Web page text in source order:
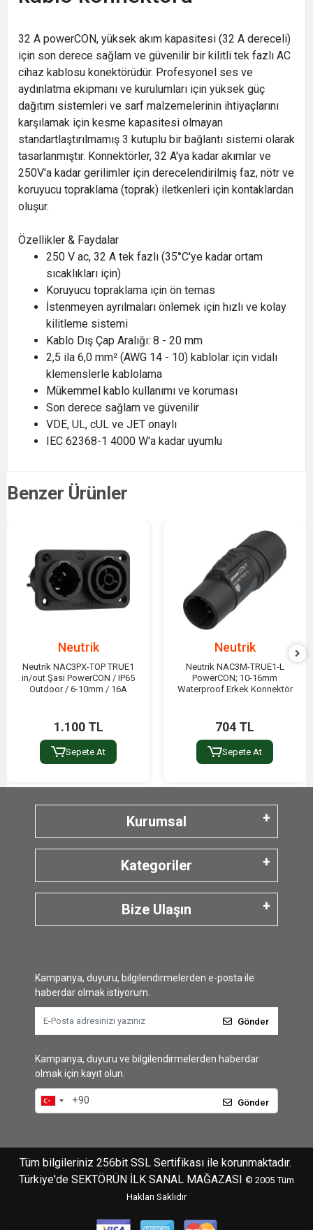
32 A powerCON, yüksek akım kapasitesi (32 A dereceli)
için son derece sağlam ve güvenilir bir kilitli tek fazlı AC
cihaz kablosu konektörüdür. Profesyonel ses ve
aydınlatma ekipmanı ve kurulumları için yüksek güç
dağıtım sistemleri ve sarf malzemelerinin ihtiyaçlarını
karşılamak için kesme kapasitesi olmayan
standartlaştırılmamış 3 kutuplu bir bağlantı sistemi olarak
tasarlanmıştır. Konnektörler, 32 A'ya kadar akımlar ve
250V'a kadar gerilimler için derecelendirilmiş faz, nötr ve
koruyucu topraklama (toprak) iletkenleri için kontaklardan
oluşur.
Özellikler & Faydalar
250 V ac, 32 A tek fazlı (35°C'ye kadar ortam
sıcaklıkları için)
Koruyucu topraklama için ön temas
İstenmeyen ayrılmaları önlemek için hızlı ve kolay
kilitleme sistemi
Kablo Dış Çap Aralığı: 8 - 20 mm
2,5 ila 6,0 mm² (AWG 14 - 10) kablolar için vidalı
klemenslerle kablolama
Mükemmel kablo kullanımı ve koruması
Son derece sağlam ve güvenilir
VDE, UL, cUL ve JET onaylı
IEC 62368-1 4000 W'a kadar uyumlu
Benzer Ürünler
Neutrik
Neutrik NAC3PX-TOP TRUE1
in/out Şasi PowerCON / IP65
Outdoor / 6-10mm / 16A
1.100 TL
Sepete At
Neutrik
Neutrik NAC3M-TRUE1-L
PowerCON; 10-16mm
Waterproof Erkek Konnektör
704 TL
Sepete At
Kurumsal
Kategoriler
Bize Ulaşın
Kampanya, duyuru, bilgilendirmelerden e-posta ile
haberdar olmak istiyorum.
Gönder
Kampanya, duyuru ve bilgilendirmelerden haberdar
olmak için kayıt olun.
Gönder
Tüm bilgileriniz 256bit SSL Sertifikası ile korunmaktadır.
Türkiye'de SEKTÖRÜN İLK SANAL MAĞAZASI © 2005 Tüm
Hakları Saklıdır